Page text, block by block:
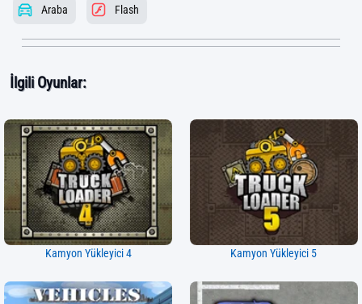
Araba Flash
İlgili Oyunlar:
Kamyon Yükleyici 4 Kamyon Yükleyici 5